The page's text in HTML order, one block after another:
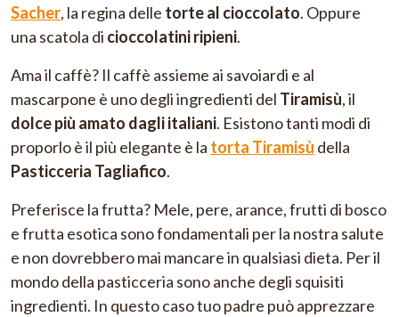
Sacher, la regina delle torte al cioccolato. Oppure
una scatola di cioccolatini ripieni.
Ama il caffè? Il caffè assieme ai savoiardi e al
mascarpone è uno degli ingredienti del Tiramisù, il
dolce più amato dagli italiani. Esistono tanti modi di
proporlo è il più elegante è la torta Tiramisù della
Pasticceria Tagliafico.
Preferisce la frutta? Mele, pere, arance, frutti di bosco
e frutta esotica sono fondamentali per la nostra salute
e non dovrebbero mai mancare in qualsiasi dieta. Per il
mondo della pasticceria sono anche degli squisiti
ingredienti. In questo caso tuo padre può apprezzare